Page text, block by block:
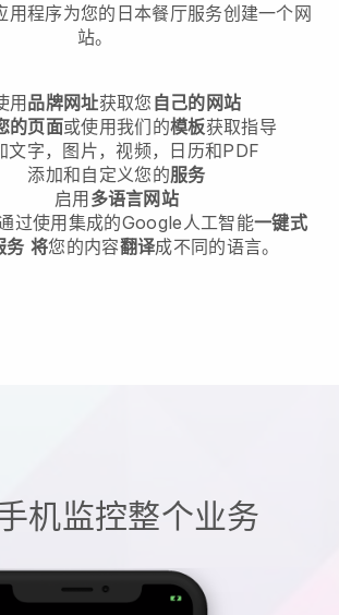
程序为您的日本餐厅服务创建一个网
站。
用品牌网址获取您 自己的网站
的页面或使用我们的模板获取指导
文字，图片，视频，日历和PDF
添加和自定义您的服务
启用多语言网站
过使用集成的Google人工智能一键式
务 将您的内容翻译成不同的语言。
机监控整个业务